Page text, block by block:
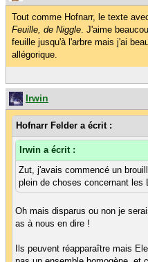
Tout comme Hofnarr, le texte
Feuille, de Niggle. J'aime
feuille jusqu'à l'arbre mais j'ai
allégorique.
Irwin
Hofnarr Felder a écrit :
Irwin a écrit :
Zut, j'avais commencé un
plein de choses concernant les
Oh mais disparus ou non je
as à nous en dire !
Ils peuvent réapparaître mais